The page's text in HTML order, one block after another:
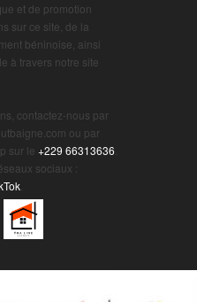
et de promotion
sur ce site, de la
béninoise, ainsi
à travers notre site
contactez-nous par
ou par
sur le +229 66313636
sociaux :